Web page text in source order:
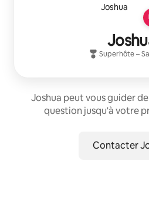
Superhôte–
Joshua peut vous guider
question jusqu'à votre
Contacter